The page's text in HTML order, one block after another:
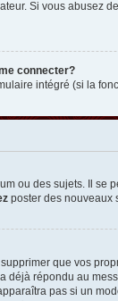
Si vous
connecter?
intégré (si la
ou des sujets. Il
poster des nouveaux
que vos
répondu au
pas si un